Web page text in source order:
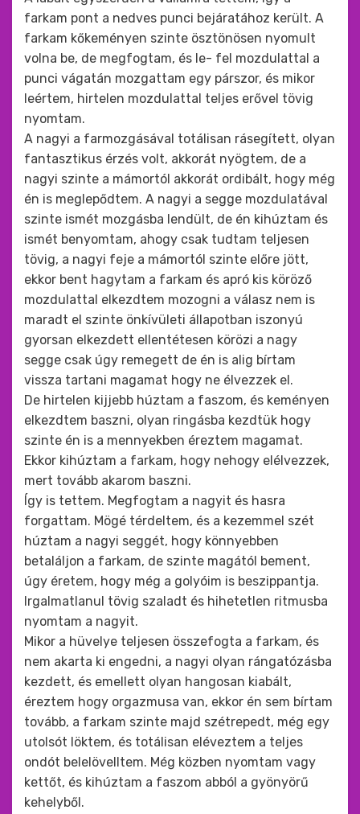
farkam pont a nedves punci bejáratához került. A
farkam kőkeményen szinte ösztönösen nyomult
volna be, de megfogtam, és le- fel mozdulattal a
punci vágatán mozgattam egy párszor, és mikor
leértem, hirtelen mozdulattal teljes erővel tövig
nyomtam.
A nagyi a farmozgásával totálisan rásegített, olyan
fantasztikus érzés volt, akkorát nyögtem, de a
nagyi szinte a mámortól akkorát ordibált, hogy még
én is meglepődtem. A nagyi a segge mozdulatával
szinte ismét mozgásba lendült, de én kihúztam és
ismét benyomtam, ahogy csak tudtam teljesen
tövig, a nagyi feje a mámortól szinte előre jött,
ekkor bent hagytam a farkam és apró kis köröző
mozdulattal elkezdtem mozogni a válasz nem is
maradt el szinte önkívületi állapotban iszonyú
gyorsan elkezdett ellentétesen körözi a nagy
segge csak úgy remegett de én is alig bírtam
vissza tartani magamat hogy ne élvezzek el.
De hirtelen kijjebb húztam a faszom, és keményen
elkezdtem baszni, olyan ringásba kezdtük hogy
szinte én is a mennyekben éreztem magamat.
Ekkor kihúztam a farkam, hogy nehogy elélvezzek,
mert tovább akarom baszni.
Így is tettem. Megfogtam a nagyit és hasra
forgattam. Mögé térdeltem, és a kezemmel szét
húztam a nagyi seggét, hogy könnyebben
betaláljon a farkam, de szinte magától bement,
úgy éretem, hogy még a golyóim is beszippantja.
Irgalmatlanul tövig szaladt és hihetetlen ritmusba
nyomtam a nagyit.
Mikor a hüvelye teljesen összefogta a farkam, és
nem akarta ki engedni, a nagyi olyan rángatózásba
kezdett, és emellett olyan hangosan kiabált,
éreztem hogy orgazmusa van, ekkor én sem bírtam
tovább, a farkam szinte majd szétrepedt, még egy
utolsót löktem, és totálisan eléveztem a teljes
ondót belelövelltem. Még közben nyomtam vagy
kettőt, és kihúztam a faszom abból a gyönyörű
kehelyből.